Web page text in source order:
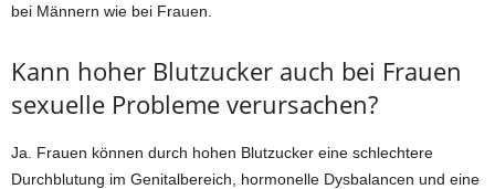
bei Männern wie bei Frauen.
Kann hoher Blutzucker auch bei Frauen
sexuelle Probleme verursachen?
Ja. Frauen können durch hohen Blutzucker eine schlechtere
Durchblutung im Genitalbereich, hormonelle Dysbalancen und eine